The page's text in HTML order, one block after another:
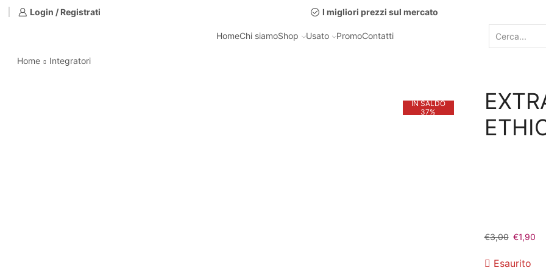
Login / Registrati I migliori prezzi sul mercato
HomeChi siamoShop Usato PromoContatti
Home Integratori
IN SALDO
37%
€3,00 Il
originale
€1,90Il
Esaurito